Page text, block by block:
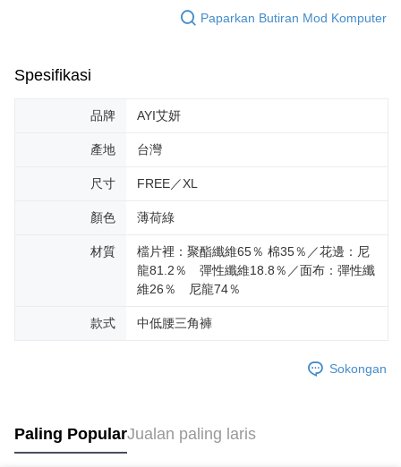
Paparkan Butiran Mod Komputer
Spesifikasi
品牌 AYI艾妍
產地 台灣
尺寸 FREE／XL
顏色 薄荷綠
材質
檔片裡：聚酯纖維65％ 棉35％／花邊：尼
龍81.2％ 彈性纖維18.8％／面布：彈性纖
維26％ 尼龍74％
款式 中低腰三角褲
Sokongan
Paling PopularJualan paling laris